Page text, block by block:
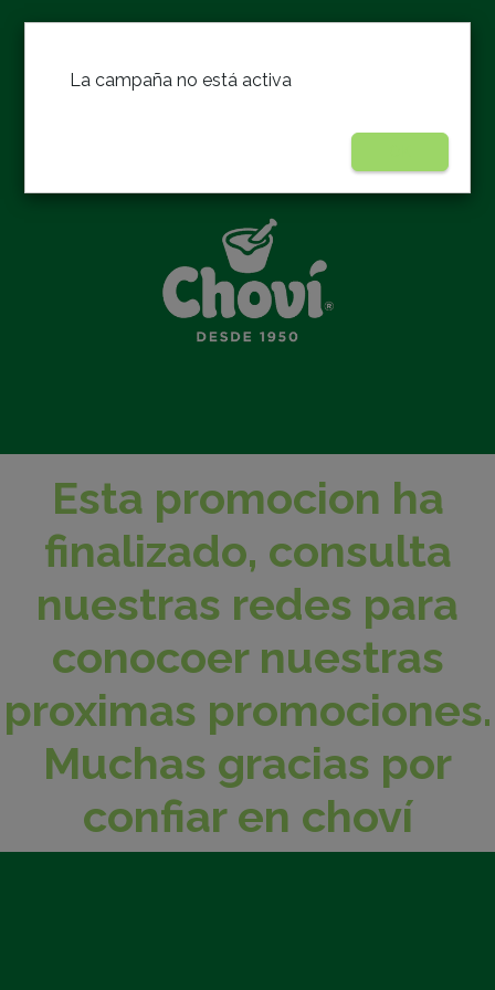
Esta promocion ha
finalizado, consulta
nuestras redes para
conocoer nuestras
proximas promociones.
Muchas gracias por
confiar en choví
La campaña no está activa